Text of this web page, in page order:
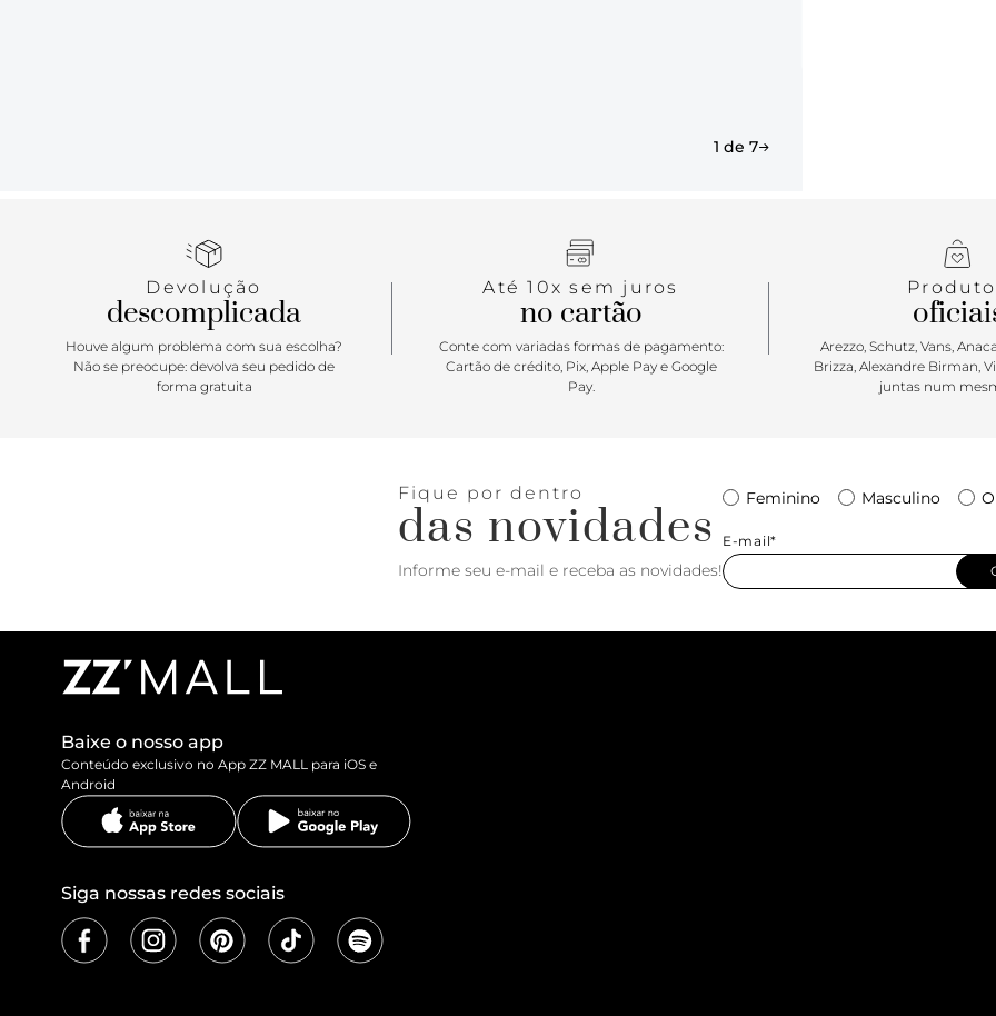
1 de 7
Devolução
descomplicada
Houve algum problema com sua escolha?
Não se preocupe: devolva seu pedido de
forma gratuita
Até 10x sem juros
no cartão
Conte com variadas formas de pagamento:
Cartão de crédito, Pix, Apple Pay e Google
Pay.
Arezzo, Schutz, Vans,
Brizza, Alexandre Birman,
juntas num
Fique por dentro
das novidades
Informe seu e-mail e receba as novidades!
Feminino Masculino
E-mail*
Baixe o nosso app
Conteúdo exclusivo no App ZZ MALL para iOS e
Android
Siga nossas redes sociais